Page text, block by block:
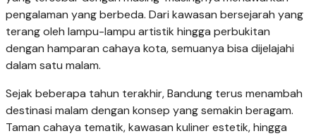
pengalaman yang berbeda. Dari kawasan bersejarah yang
terang oleh lampu-lampu artistik hingga perbukitan
dengan hamparan cahaya kota, semuanya bisa dijelajahi
dalam satu malam.
Sejak beberapa tahun terakhir, Bandung terus menambah
destinasi malam dengan konsep yang semakin beragam.
Taman cahaya tematik, kawasan kuliner estetik, hingga